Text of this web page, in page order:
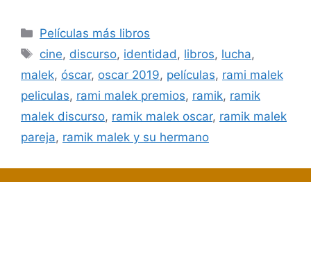
Categorías
Películas más libros
Etiquetas
cine, discurso, identidad, libros, lucha,
malek, óscar, oscar 2019, películas, rami malek
peliculas, rami malek premios, ramik, ramik
malek discurso, ramik malek oscar, ramik malek
pareja, ramik malek y su hermano